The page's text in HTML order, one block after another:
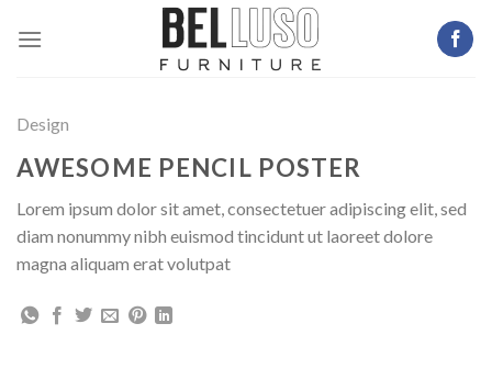
Design
AWESOME PENCIL POSTER
Lorem ipsum dolor sit amet, consectetuer adipiscing elit, sed
diam nonummy nibh euismod tincidunt ut laoreet dolore
magna aliquam erat volutpat